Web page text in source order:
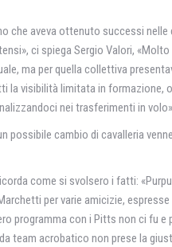
che aveva ottenuto successi
ci spiega Sergio Valori,
ma per quella collettiva
la visibilità limitata in formazione,
nei trasferimenti in
possibile cambio di cavalleria
come si svolsero i fatti:
per varie amicizie, espresse
programma con i Pitts non ci fu e
team acrobatico non prese la